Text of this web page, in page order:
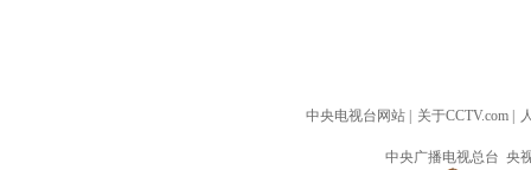
中央电视台网站 关于CCTV.com
中央广播电视总台 央